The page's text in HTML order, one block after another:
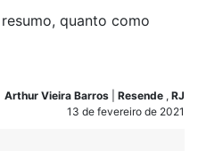
quanto como
Arthur Vieira Barros Resende , RJ
13 de fevereiro de 2021